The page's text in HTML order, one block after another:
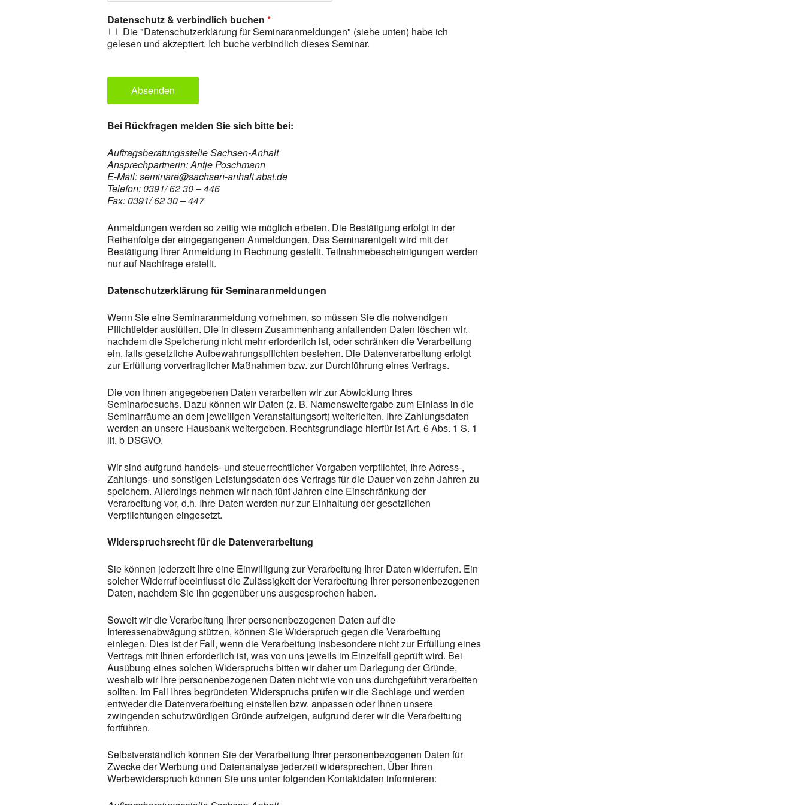
Datenschutz & verbindlich buchen *
Die "Datenschutzerklärung für Seminaranmeldungen" (siehe unten) habe ich
gelesen und akzeptiert. Ich buche verbindlich dieses Seminar.
Absenden
Bei Rückfragen melden Sie sich bitte bei:
Auftragsberatungsstelle Sachsen-Anhalt
Ansprechpartnerin: Antje Poschmann
E-Mail: seminare@sachsen-anhalt.abst.de
Telefon: 0391/ 62 30 – 446
Fax: 0391/ 62 30 – 447
Anmeldungen werden so zeitig wie möglich erbeten. Die Bestätigung erfolgt in der
Reihenfolge der eingegangenen Anmeldungen. Das Seminarentgelt wird mit der
Bestätigung Ihrer Anmeldung in Rechnung gestellt. Teilnahmebescheinigungen werden
nur auf Nachfrage erstellt.
Datenschutzerklärung für Seminaranmeldungen
Wenn Sie eine Seminaranmeldung vornehmen, so müssen Sie die notwendigen
Pflichtfelder ausfüllen. Die in diesem Zusammenhang anfallenden Daten löschen wir,
nachdem die Speicherung nicht mehr erforderlich ist, oder schränken die Verarbeitung
ein, falls gesetzliche Aufbewahrungspflichten bestehen. Die Datenverarbeitung erfolgt
zur Erfüllung vorvertraglicher Maßnahmen bzw. zur Durchführung eines Vertrags.
Die von Ihnen angegebenen Daten verarbeiten wir zur Abwicklung Ihres
Seminarbesuchs. Dazu können wir Daten (z. B. Namensweitergabe zum Einlass in die
Seminarräume an dem jeweiligen Veranstaltungsort) weiterleiten. Ihre Zahlungsdaten
werden an unsere Hausbank weitergeben. Rechtsgrundlage hierfür ist Art. 6 Abs. 1 S. 1
lit. b DSGVO.
Wir sind aufgrund handels- und steuerrechtlicher Vorgaben verpflichtet, Ihre Adress-,
Zahlungs- und sonstigen Leistungsdaten des Vertrags für die Dauer von zehn Jahren zu
speichern. Allerdings nehmen wir nach fünf Jahren eine Einschränkung der
Verarbeitung vor, d.h. Ihre Daten werden nur zur Einhaltung der gesetzlichen
Verpflichtungen eingesetzt.
Widerspruchsrecht für die Datenverarbeitung
Sie können jederzeit Ihre eine Einwilligung zur Verarbeitung Ihrer Daten widerrufen. Ein
solcher Widerruf beeinflusst die Zulässigkeit der Verarbeitung Ihrer personenbezogenen
Daten, nachdem Sie ihn gegenüber uns ausgesprochen haben.
Soweit wir die Verarbeitung Ihrer personenbezogenen Daten auf die
Interessenabwägung stützen, können Sie Widerspruch gegen die Verarbeitung
einlegen. Dies ist der Fall, wenn die Verarbeitung insbesondere nicht zur Erfüllung eines
Vertrags mit Ihnen erforderlich ist, was von uns jeweils im Einzelfall geprüft wird. Bei
Ausübung eines solchen Widerspruchs bitten wir daher um Darlegung der Gründe,
weshalb wir Ihre personenbezogenen Daten nicht wie von uns durchgeführt verarbeiten
sollten. Im Fall Ihres begründeten Widerspruchs prüfen wir die Sachlage und werden
entweder die Datenverarbeitung einstellen bzw. anpassen oder Ihnen unsere
zwingenden schutzwürdigen Gründe aufzeigen, aufgrund derer wir die Verarbeitung
fortführen.
Selbstverständlich können Sie der Verarbeitung Ihrer personenbezogenen Daten für
Zwecke der Werbung und Datenanalyse jederzeit widersprechen. Über Ihren
Werbewiderspruch können Sie uns unter folgenden Kontaktdaten informieren: